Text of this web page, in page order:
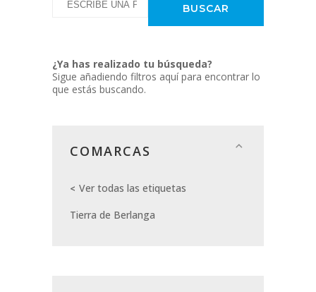
¿Ya has realizado tu búsqueda?
Sigue añadiendo filtros aquí para encontrar lo
que estás buscando.
COMARCAS
Ver todas las etiquetas
Tierra de Berlanga